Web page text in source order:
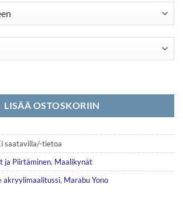
LISÄÄ OSTOSKORIIN
saatavilla/-tietoa
ja Piirtäminen, Maalikynät
akryylimaalitussi, Marabu Yono